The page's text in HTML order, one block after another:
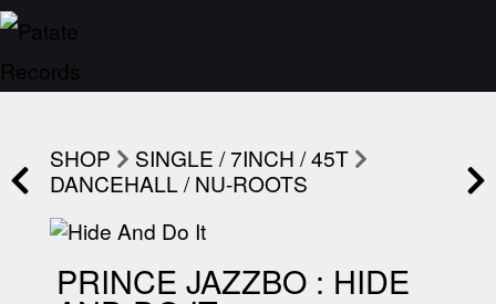
SHOP
SINGLE / 7INCH / 45T
DANCEHALL / NU-ROOTS
PRINCE JAZZBO : HIDE